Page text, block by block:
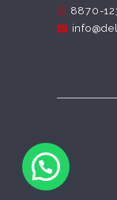
8870-